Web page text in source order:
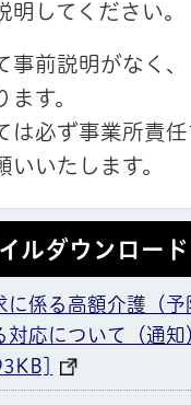
明してください。
事前説明がなく
ます。
は必ず事業所責
いいたします。
ルダウンロード
に係る高額介護（予
対応について（通